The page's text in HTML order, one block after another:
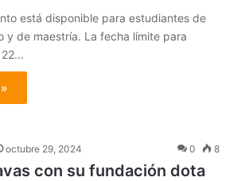
está disponible para estudiantes de
y de maestría. La fecha límite para
22…
octubre 29, 2024 0 8
con su fundación dota